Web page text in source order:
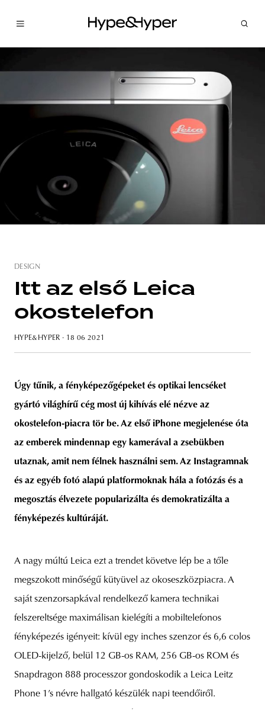
DESIGN
Itt az első Leica
okostelefon
HYPE&HYPER · 18 06 2021
Úgy tűnik, a fényképezőgépeket és optikai lencséket
gyártó világhírű cég most új kihívás elé nézve az
okostelefon-piacra tör be. Az első iPhone megjelenése óta
az emberek mindennap egy kamerával a zsebükben
utaznak, amit nem félnek használni sem. Az Instagramnak
és az egyéb fotó alapú platformoknak hála a fotózás és a
megosztás élvezete popularizálta és demokratizálta a
fényképezés kultúráját.
A nagy múltú Leica ezt a trendet követve lép be a tőle
megszokott minőségű kütyüvel az okoseszközpiacra. A
saját szenzorsapkával rendelkező kamera technikai
felszereltsége maximálisan kielégíti a mobiltelefonos
fényképezés igényeit: kívül egy inches szenzor és 6,6 colos
OLED-kijelző, belül 12 GB-os RAM, 256 GB-os ROM és
Snapdragon 888 processzor gondoskodik a Leica Leitz
Phone 1’s névre hallgató készülék napi teendőiről.